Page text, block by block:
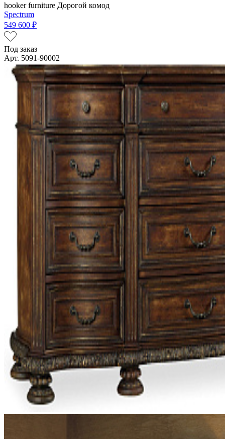
hooker furniture Дорогой комод
Spectrum
549 600 ₽
Под заказ
Арт. 5091-90002